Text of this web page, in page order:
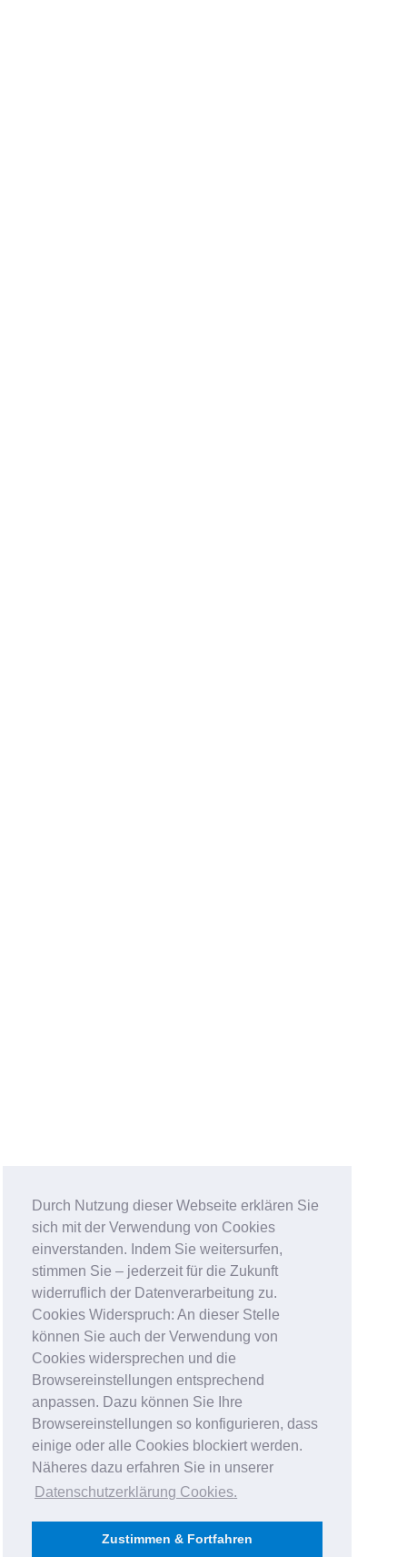
Durch Nutzung dieser Webseite erklären Sie
sich mit der Verwendung von Cookies
einverstanden. Indem Sie weitersurfen,
stimmen Sie – jederzeit für die Zukunft
widerruflich der Datenverarbeitung zu.
Cookies Widerspruch: An dieser Stelle
können Sie auch der Verwendung von
Cookies widersprechen und die
Browsereinstellungen entsprechend
anpassen. Dazu können Sie Ihre
Browsereinstellungen so konfigurieren, dass
einige oder alle Cookies blockiert werden.
Näheres dazu erfahren Sie in unserer
Datenschutzerklärung Cookies.
Zustimmen & Fortfahren